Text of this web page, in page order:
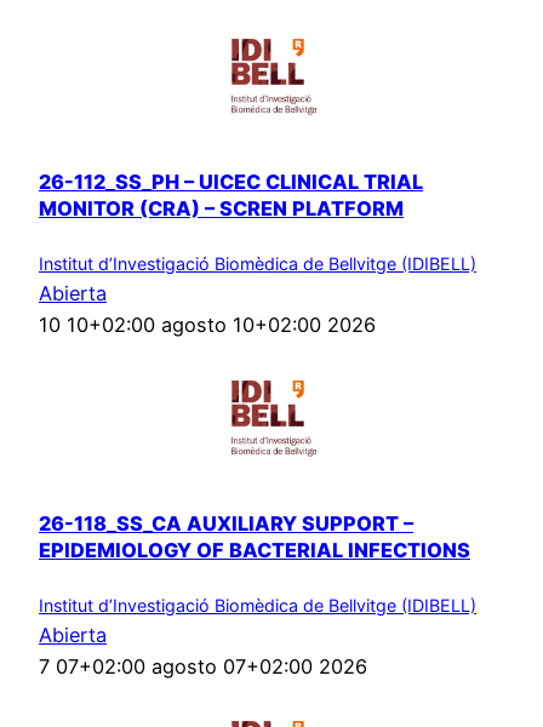
26-112_SS_PH – UICEC CLINICAL TRIAL
MONITOR (CRA) – SCREN PLATFORM
Institut d’Investigació Biomèdica de Bellvitge (IDIBELL)
Abierta
10 10+02:00 agosto 10+02:00 2026
26-118_SS_CA AUXILIARY SUPPORT –
EPIDEMIOLOGY OF BACTERIAL INFECTIONS
Institut d’Investigació Biomèdica de Bellvitge (IDIBELL)
Abierta
7 07+02:00 agosto 07+02:00 2026